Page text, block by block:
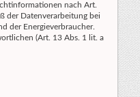
nach Art.
der Datenverarbeitung bei
der Energieverbraucher.
(Art. 13 Abs. 1 lit. a